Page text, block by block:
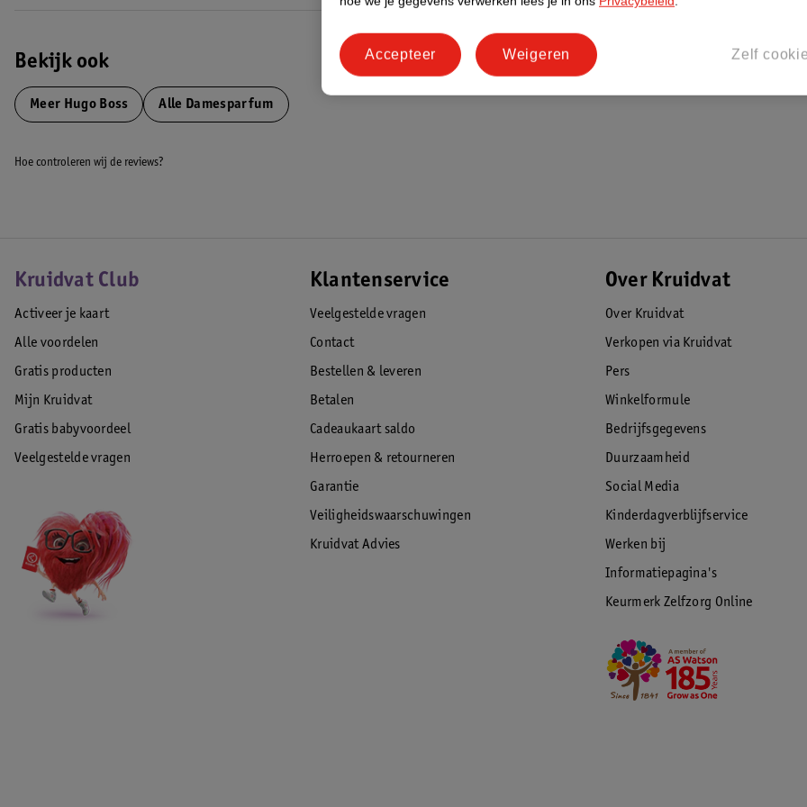
Bekijk ook
Meer Hugo Boss Alle Damesparfum
Hoe controleren wij de reviews?
Kruidvat Club
Activeer je kaart
Alle voordelen
Gratis producten
Mijn Kruidvat
Gratis babyvoordeel
Veelgestelde vragen
Klantenservice
Veelgestelde vragen
Contact
Bestellen & leveren
Betalen
Cadeaukaart saldo
Herroepen & retourneren
Garantie
Veiligheidswaarschuwingen
Kruidvat Advies
Over Kruidvat
Over Kruidvat
Verkopen via Kruidvat
Pers
Winkelformule
Bedrijfsgegevens
Duurzaamheid
Social Media
Kinderdagverblijfservice
Werken bij
Informatiepagina's
Keurmerk Zelfzorg Online
Zelf
Weigeren
Accepteer